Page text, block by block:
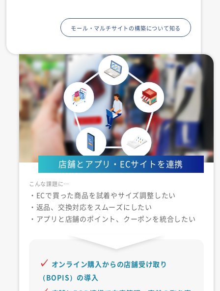
モール・マルチサイトの構築について知る
店舗とアプリ・ECサイトを連携
・ECで買った商品を試着やサイズ調整したい
・返品、交換対応をスムーズにしたい
・アプリと店舗のポイント、クーポンを統合したい
オンライン購入からの店舗受け取り
（BOPIS）の導入